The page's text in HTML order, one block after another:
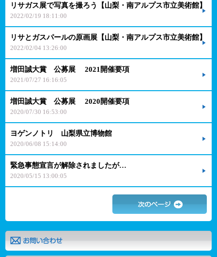
リサガス展で写真を撮ろう【山梨・南アルプス市立美術館】
2022/02/19 18:11:00
リサとガスパールの原画展【山梨・南アルプス市立美術館】
2022/02/04 13:26:00
増田誠大賞 公募展 2021開催要項
2021/07/27 16:16:05
増田誠大賞 公募展 2020開催要項
2020/07/30 16:53:00
ヨゲンノトリ 山梨県立博物館
2020/06/08 15:14:00
緊急事態宣言が解除されましたが…
2020/05/15 13:00:05